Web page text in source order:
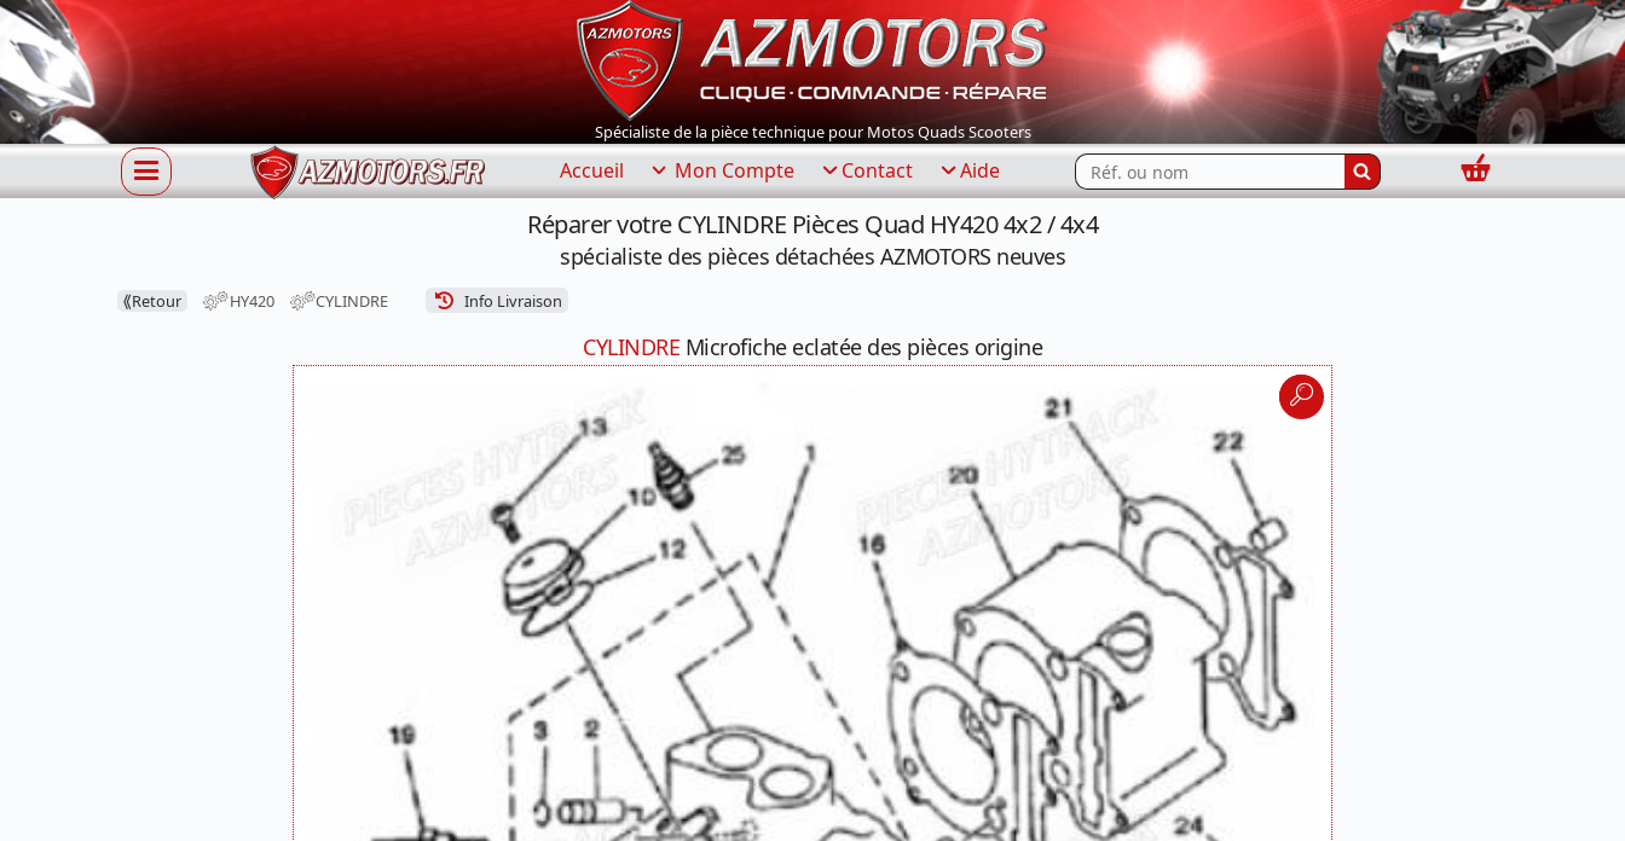
Spécialiste de la pièce technique pour Motos Quads Scooters
Accueil Mon Compte Contact Aide Rechercher...
Panier
Réparer votre CYLINDRE Pièces Quad HY420 4x2 / 4x4
spécialiste des pièces détachées AZMOTORS neuves
⟪Retour HY420 CYLINDRE Info Livraison
CYLINDRE Microfiche eclatée des pièces origine